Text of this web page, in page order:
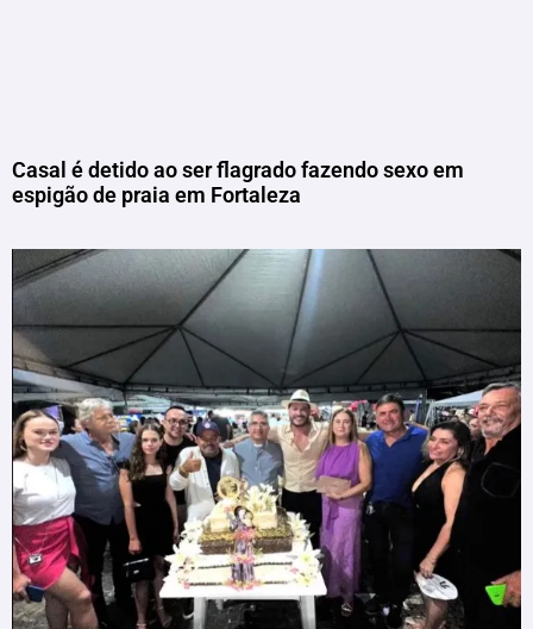
Casal é detido ao ser flagrado fazendo sexo em
espigão de praia em Fortaleza